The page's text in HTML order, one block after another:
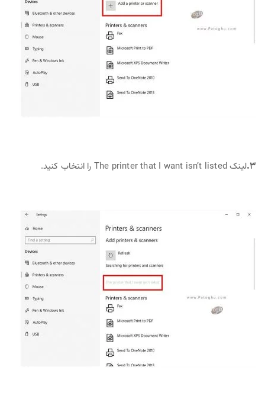
۳. لینک The printer that I want isn’t listed را انتخاب کنید.